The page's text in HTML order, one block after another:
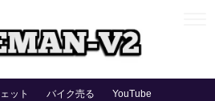
ット バイク売る YouTube